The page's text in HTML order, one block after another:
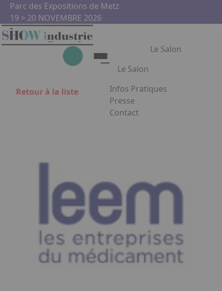
Aller au contenu principal
Parc des Expositions de Metz
19 > 20 NOVEMBRE 2026
Le Salon
Le Salon
Le Salon
Show Industrie
Infos Pratiques
Presse
Contact
Retour à la liste
Panneau de gestion des cookies